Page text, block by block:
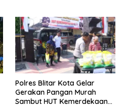
Polres Blitar Kota Gelar
Gerakan Pangan Murah
Sambut HUT Kemerdekaan